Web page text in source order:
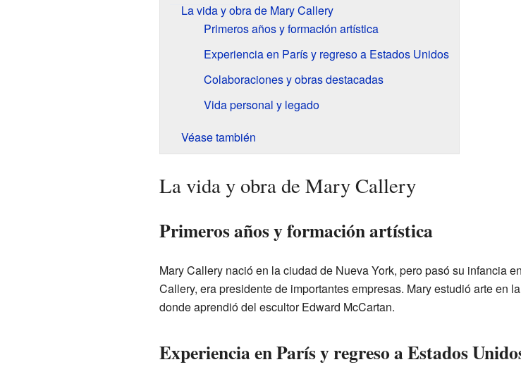
La vida y obra de Mary Callery
Primeros años y formación artística
Experiencia en París y regreso a Estados Unidos
Colaboraciones y obras destacadas
Vida personal y legado
Véase también
La vida y obra de Mary Callery
Primeros años y formación artística
Mary Callery nació en la ciudad de Nueva York, pero pasó su infancia
Callery, era presidente de importantes empresas. Mary estudió arte en
donde aprendió del escultor Edward McCartan.
Experiencia en París y regreso a Estados